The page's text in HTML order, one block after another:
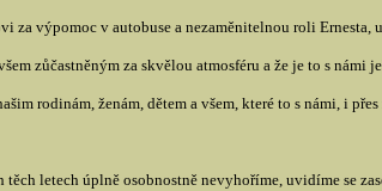
za výpomoc v autobuse a nezaměnitelnou roli Ernesta,
zůčastněným za skvělou atmosféru a že je to s námi
rodinám, ženám, dětem a všem, které to s námi, i
těch letech úplně osobnostně nevyhoříme, uvidíme se